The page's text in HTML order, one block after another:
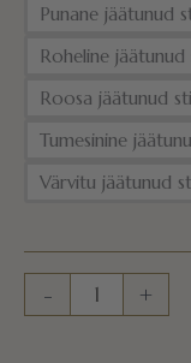
Punane jäätunud
Roheline jäätunud
Roosa jäätunud
Tumesinine
Värvitu jäätunud
- +